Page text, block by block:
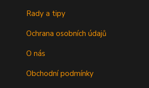
Rady a tipy
Ochrana osobních údajů
O nás
Obchodní podmínky